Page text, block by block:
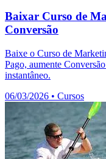
Baixar Curso de
Conversão
Baixe o Curso de
Pago, aumente
instantâneo.
06/03/2026 • Cursos